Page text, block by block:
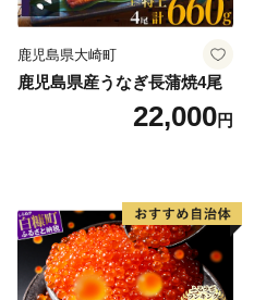
鹿児島県大崎町
鹿児島県産うなぎ長蒲焼4尾
22,000円